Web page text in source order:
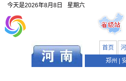
今天是2026年8月8日 星期六
首页
郑州